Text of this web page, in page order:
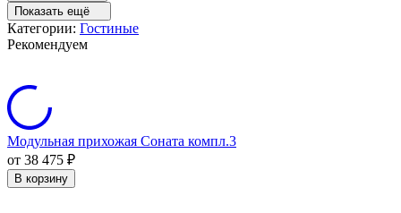
Показать ещё
Категории: Гостиные
Рекомендуем
Модульная прихожая Соната компл.3
от 38 475 ₽
В корзину